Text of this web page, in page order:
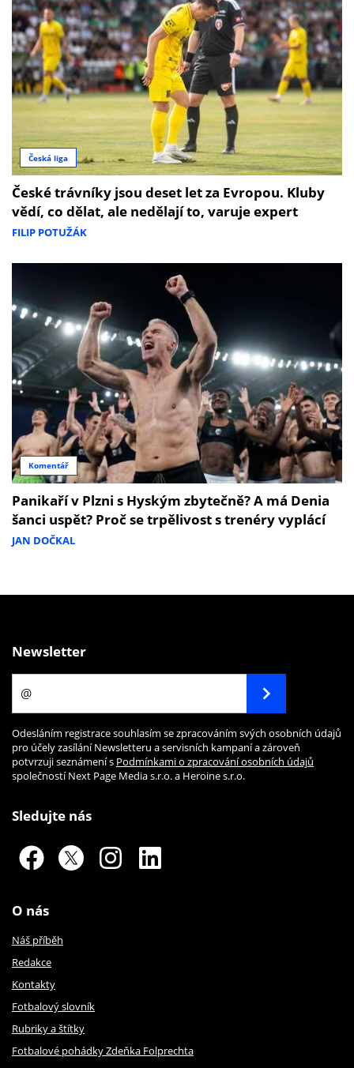
Česká liga
České trávníky jsou deset let za Evropou. Kluby
vědí, co dělat, ale nedělají to, varuje expert
FILIP POTUŽÁK
Komentář
Panikaří v Plzni s Hyským zbytečně? A má Denia
šanci uspět? Proč se trpělivost s trenéry vyplácí
JAN DOČKAL
Newsletter
Odesláním registrace souhlasím se zpracováním svých osobních údajů
pro účely zasílání Newsletteru a servisních kampaní a zároveň
potvrzuji seznámení s Podmínkami o zpracování osobních údajů
společností Next Page Media s.r.o. a Heroine s.r.o.
Sledujte nás
O nás
Náš příběh
Redakce
Kontakty
Fotbalový slovník
Rubriky a štítky
Fotbalové pohádky Zdeňka Folprechta